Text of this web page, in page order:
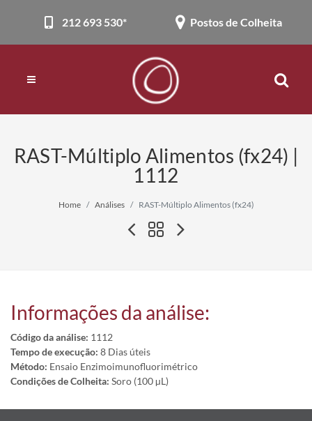
212 693 530* Postos de Colheita
RAST-Múltiplo Alimentos (fx24) |
1112
Home Análises RAST-Múltiplo Alimentos (fx24)
Informações da análise:
Código da análise: 1112
Tempo de execução: 8 Dias úteis
Método: Ensaio Enzimoimunofluorimétrico
Condições de Colheita: Soro (100 µL)